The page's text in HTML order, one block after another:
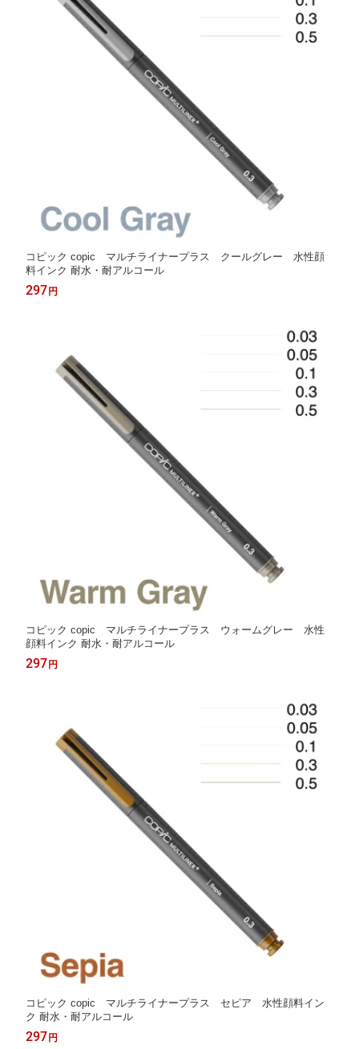
コピック copic マルチライナープラス クールグレー 水性顔
料インク 耐水・耐アルコール
297 円
コピック copic マルチライナープラス ウォームグレー 水性
顔料インク 耐水・耐アルコール
297 円
コピック copic マルチライナープラス セピア 水性顔料イン
ク 耐水・耐アルコール
297 円